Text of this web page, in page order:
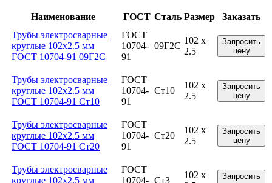
Наименование ГОСТ Сталь Размер
Заказать
Трубы электросварные
круглые 102x2.5 мм
ГОСТ 10704-91 09Г2С
ГОСТ
10704-
91
09Г2С
102 x
2.5
Запросить
цену
Трубы электросварные
круглые 102x2.5 мм
ГОСТ 10704-91 Ст10
ГОСТ
10704-
91
Ст10
102 x
2.5
Запросить
цену
Трубы электросварные
круглые 102x2.5 мм
ГОСТ 10704-91 Ст20
ГОСТ
10704-
91
Ст20
102 x
2.5
Запросить
цену
Трубы электросварные
круглые 102x2.5 мм
ГОСТ
10704- Ст3
102 x
Запросить